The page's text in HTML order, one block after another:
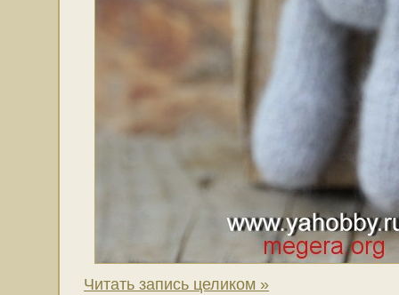
Читать запись целиком »